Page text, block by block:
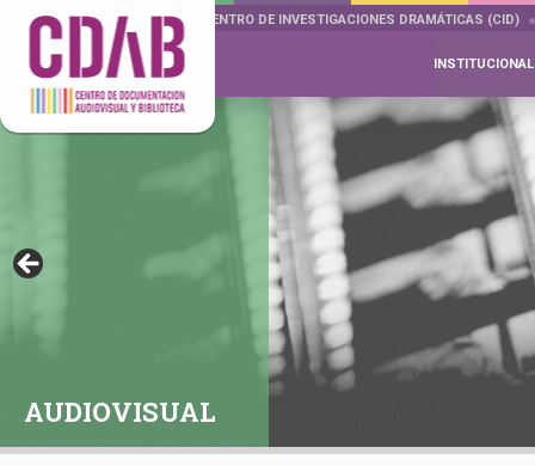
DOCUMENTA DRAMÁTICAS CENTRO DE INVESTIGACIONES DRAMÁTICAS (CID)
INSTITUCIONAL
AUDIOVISUAL